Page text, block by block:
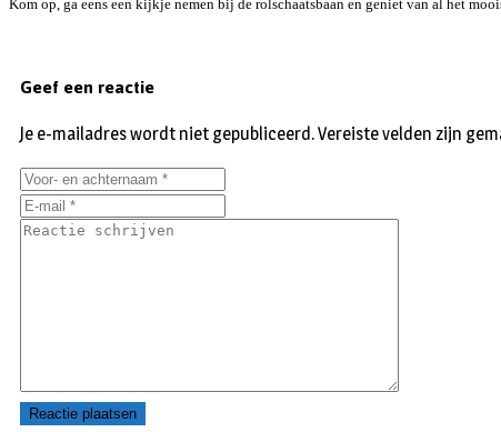
Kom op, ga eens een kijkje nemen bij de rolschaatsbaan en geniet van al het
Geef een reactie
Je e-mailadres wordt niet gepubliceerd.Vereiste velden zijn